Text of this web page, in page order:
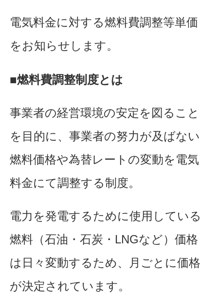
電気料金に対する燃料費調整等単価
をお知らせします。
■燃料費調整制度とは
事業者の経営環境の安定を図ること
を目的に、事業者の努力が及ばない
燃料価格や為替レートの変動を電気
料金にて調整する制度。
電力を発電するために使用している
燃料（石油・石炭・LNGなど）価格
は日々変動するため、月ごとに価格
が決定されています。